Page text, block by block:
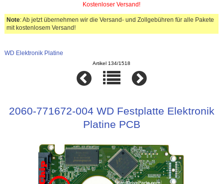
Kostenloser Versand!
Note: Ab jetzt übernehmen wir die Versand- und Zollgebühren für alle Pakete
mit kostenlosem Versand!
WD Elektronik Platine
Artikel 134/1518
2060-771672-004 WD Festplatte Elektronik
Platine PCB